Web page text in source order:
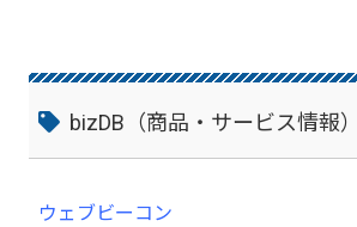
bizDB（商品・サービス情報）
ウェブビーコン